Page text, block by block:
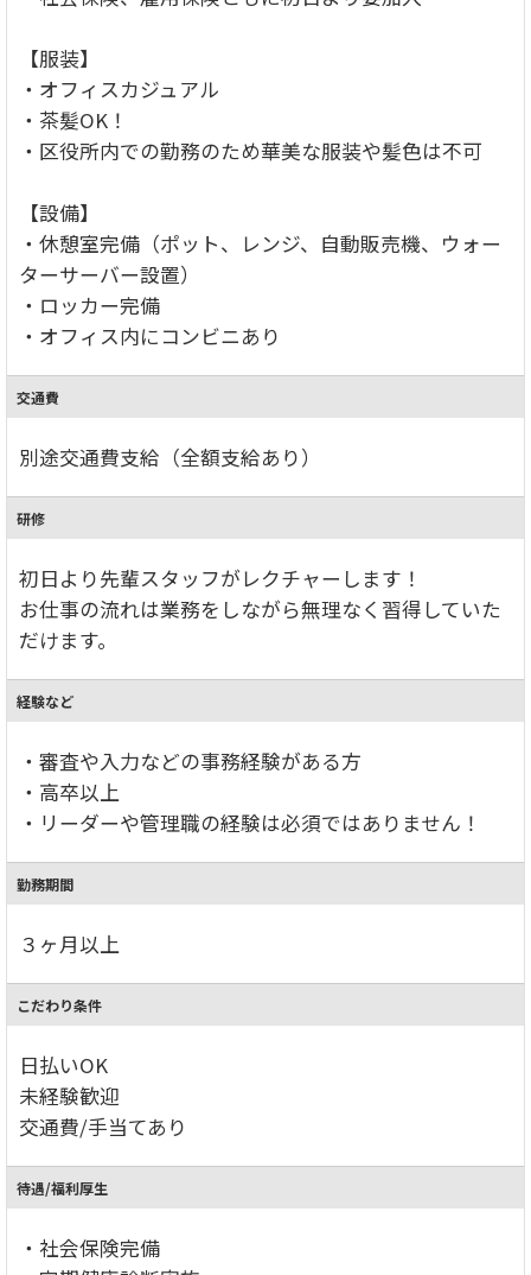
【服装】
・オフィスカジュアル
・茶髪OK！
・区役所内での勤務のため華美な服装や髪色は不可
【設備】
・休憩室完備（ポット、レンジ、自動販売機、ウォー
ターサーバー設置）
・ロッカー完備
・オフィス内にコンビニあり
交通費
別途交通費支給（全額支給あり）
研修
初日より先輩スタッフがレクチャーします！
お仕事の流れは業務をしながら無理なく習得していた
だけます。
経験など
・審査や入力などの事務経験がある方
・高卒以上
・リーダーや管理職の経験は必須ではありません！
勤務期間
３ヶ月以上
こだわり条件
日払いOK
未経験歓迎
交通費/手当てあり
待遇/福利厚生
・社会保険完備